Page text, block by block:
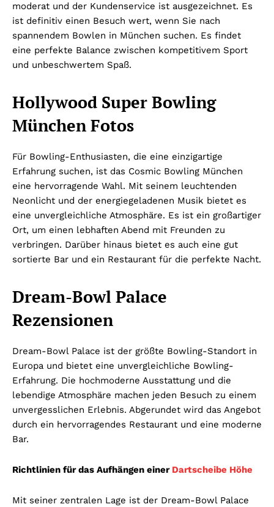
moderat und der Kundenservice ist ausgezeichnet. Es
ist definitiv einen Besuch wert, wenn Sie nach
spannendem Bowlen in München suchen. Es findet
eine perfekte Balance zwischen kompetitivem Sport
und unbeschwertem Spaß.
Hollywood Super Bowling
München Fotos
Für Bowling-Enthusiasten, die eine einzigartige
Erfahrung suchen, ist das Cosmic Bowling München
eine hervorragende Wahl. Mit seinem leuchtenden
Neonlicht und der energiegeladenen Musik bietet es
eine unvergleichliche Atmosphäre. Es ist ein großartiger
Ort, um einen lebhaften Abend mit Freunden zu
verbringen. Darüber hinaus bietet es auch eine gut
sortierte Bar und ein Restaurant für die perfekte Nacht.
Dream-Bowl Palace
Rezensionen
Dream-Bowl Palace ist der größte Bowling-Standort in
Europa und bietet eine unvergleichliche Bowling-
Erfahrung. Die hochmoderne Ausstattung und die
lebendige Atmosphäre machen jeden Besuch zu einem
unvergesslichen Erlebnis. Abgerundet wird das Angebot
durch ein hervorragendes Restaurant und eine moderne
Bar.
Richtlinien für das Aufhängen einer Dartscheibe Höhe
Mit seiner zentralen Lage ist der Dream-Bowl Palace